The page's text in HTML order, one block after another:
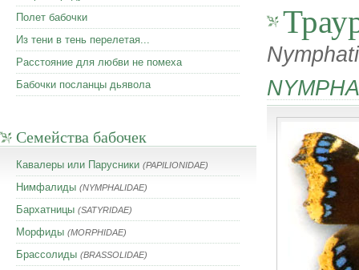
Полет бабочки
Из тени в тень перелетая...
Расстояние для любви не помеха
Бабочки посланцы дьявола
Семейства бабочек
Кавалеры или Парусники (PAPILIONIDAE)
Нимфалиды (NYMPHALIDAE)
Бархатницы (SATYRIDAE)
Морфиды (MORPHIDAE)
Брассолиды (BRASSOLIDAE)